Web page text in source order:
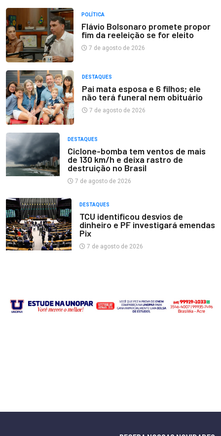
POLÍTICA
Flávio Bolsonaro promete propor
fim da reeleição se for eleito
7 de agosto de 2026
DESTAQUES
Pai mata esposa e 6 filhos; ele
não terá funeral nem obituário
7 de agosto de 2026
DESTAQUES
Ciclone-bomba tem ventos de mais
de 130 km/h e deixa rastro de
destruição no Brasil
7 de agosto de 2026
DESTAQUES
TCU identificou desvios de
dinheiro e PF investigará emendas
Pix
7 de agosto de 2026